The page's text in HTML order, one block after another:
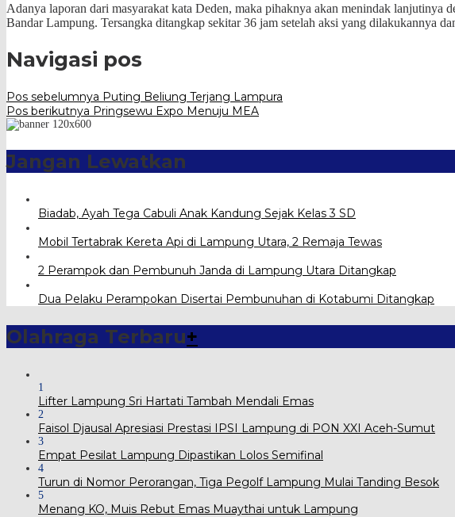
Adanya laporan dari masyarakat kata Deden, maka pihaknya akan menindak lanjutinya
Bandar Lampung. Tersangka ditangkap sekitar 36 jam setelah aksi yang dilakukannya
Navigasi pos
Pos sebelumnya Puting Beliung Terjang Lampura
Pos berikutnya Pringsewu Expo Menuju MEA
Jangan Lewatkan
Biadab, Ayah Tega Cabuli Anak Kandung Sejak Kelas 3 SD
Mobil Tertabrak Kereta Api di Lampung Utara, 2 Remaja Tewas
2 Perampok dan Pembunuh Janda di Lampung Utara Ditangkap
Dua Pelaku Perampokan Disertai Pembunuhan di Kotabumi Ditangkap
Olahraga Terbaru+
1
Lifter Lampung Sri Hartati Tambah Mendali Emas
2
Faisol Djausal Apresiasi Prestasi IPSI Lampung di PON XXI Aceh-Sumut
3
Empat Pesilat Lampung Dipastikan Lolos Semifinal
4
Turun di Nomor Perorangan, Tiga Pegolf Lampung Mulai Tanding Besok
5
Menang KO, Muis Rebut Emas Muaythai untuk Lampung